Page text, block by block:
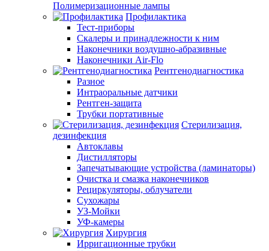
Полимеризационные лампы
Профилактика
Тест-приборы
Скалеры и принадлежности к ним
Наконечники воздушно-абразивные
Наконечники Air-Flo
Рентгенодиагностика
Разное
Интраоральные датчики
Рентген-защита
Трубки портативные
Стерилизация,
дезинфекция
Автоклавы
Дистилляторы
Запечатывающие устройства (ламинаторы)
Очистка и смазка наконечников
Рециркуляторы, облучатели
Сухожары
УЗ-Мойки
УФ-камеры
Хирургия
Ирригационные трубки